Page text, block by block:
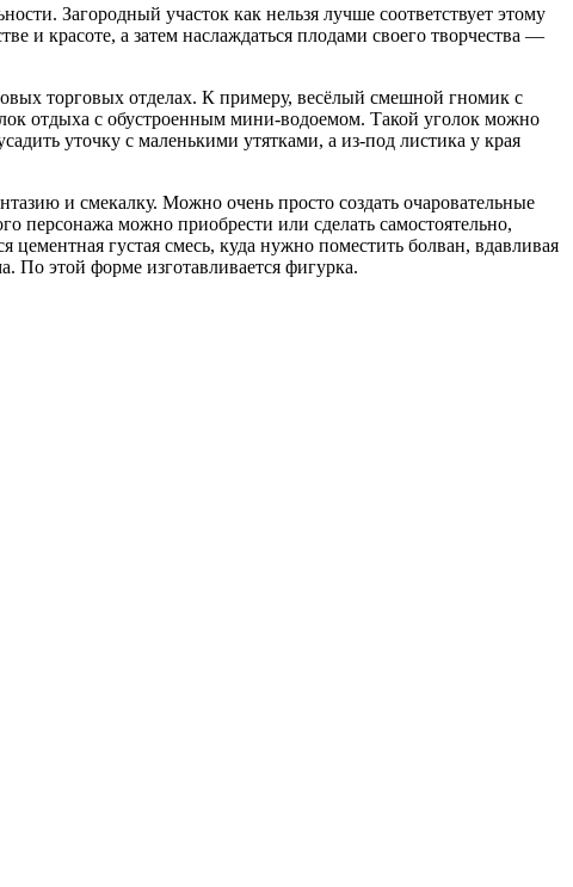
Загородный участок как нельзя лучше соответствует этому
и красоте, а затем наслаждаться плодами своего творчества —
торговых отделах. К примеру, весёлый смешной гномик с
отдыха с обустроенным мини-водоемом. Такой уголок можно
уточку с маленькими утятками, а из-под листика у края
и смекалку. Можно очень просто создать очаровательные
персонажа можно приобрести или сделать самостоятельно,
густая смесь, куда нужно поместить болван, вдавливая
По этой форме изготавливается фигурка.